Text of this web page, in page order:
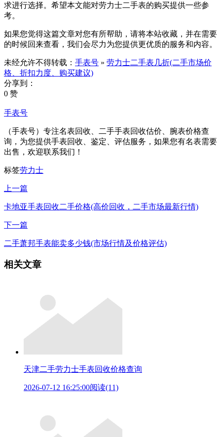
求进行选择。希望本文能对劳力士二手表的购买提供一些参
考。
如果您觉得这篇文章对您有所帮助，请将本站收藏，并在需要
的时候回来查看，我们会尽力为您提供更优质的服务和内容。
未经允许不得转载： 手表号 » 劳力士二手表几折(二手市场价
格、折扣力度、购买建议)
分享到：
0 赞
手表号
（手表号）专注名表回收、二手手表回收估价、腕表价格查
询，为您提供手表回收、鉴定、评估服务，如果您有名表需要
出售，欢迎联系我们！
标签劳力士
上一篇
卡地亚手表回收二手价格(高价回收，二手市场最新行情)
下一篇
二手萧邦手表能卖多少钱(市场行情及价格评估)
相关文章
天津二手劳力士手表回收价格查询
2026-07-12 16:25:00阅读(11)